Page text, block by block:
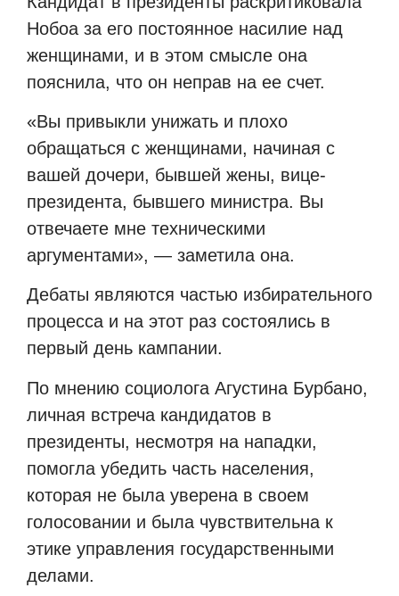
Нобоа за его постоянное насилие над
женщинами, и в этом смысле она
пояснила, что он неправ на ее счет.
«Вы привыкли унижать и плохо
обращаться с женщинами, начиная с
вашей дочери, бывшей жены, вице-
президента, бывшего министра. Вы
отвечаете мне техническими
аргументами», — заметила она.
Дебаты являются частью избирательного
процесса и на этот раз состоялись в
первый день кампании.
По мнению социолога Агустина Бурбано,
личная встреча кандидатов в
президенты, несмотря на нападки,
помогла убедить часть населения,
которая не была уверена в своем
голосовании и была чувствительна к
этике управления государственными
делами.